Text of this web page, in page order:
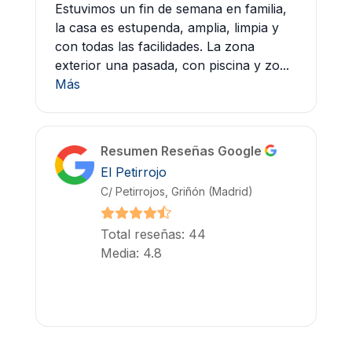
Estuvimos un fin de semana en familia,
la casa es estupenda, amplia, limpia y
con todas las facilidades. La zona
exterior una pasada, con piscina y zo...
Más
Resumen Reseñas Google
El Petirrojo
C/ Petirrojos, Griñón (Madrid)
Total reseñas: 44
Media: 4.8